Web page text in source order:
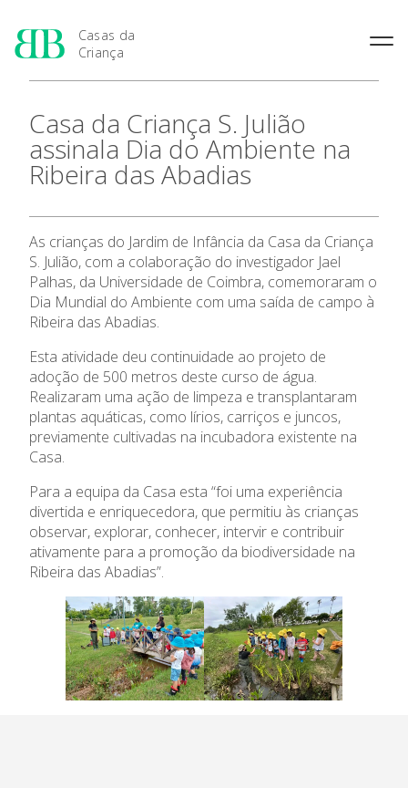
Casas da
Criança
Apresentação
Criança
Pensamento Pedagógico de
Bissaya Barreto
Natureza e fins pedagógicos
Princípios Educativos Gerais
As 7 Casas da Criança
Joaquina Barreto Rosa
Maria do Resgate Salazar
Maria Rita Patrocínio Costa
Maria Leonor Anjos Diniz
Maria Granado
Admissão
Admissão
Período de Inscrição
Candidatura
Contactos
Notícias
Casa da Criança S. Julião
assinala Dia do Ambiente na
Ribeira das Abadias
As crianças do Jardim de Infância da Casa da Criança
S. Julião, com a colaboração do investigador Jael
Palhas, da Universidade de Coimbra, comemoraram o
Dia Mundial do Ambiente com uma saída de campo à
Ribeira das Abadias.
Esta atividade deu continuidade ao projeto de
adoção de 500 metros deste curso de água.
Realizaram uma ação de limpeza e transplantaram
plantas aquáticas, como lírios, carriços e juncos,
previamente cultivadas na incubadora existente na
Casa.
Para a equipa da Casa esta “foi uma experiência
divertida e enriquecedora, que permitiu às crianças
observar, explorar, conhecer, intervir e contribuir
ativamente para a promoção da biodiversidade na
Ribeira das Abadias”.